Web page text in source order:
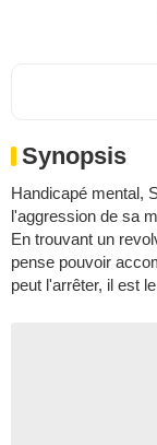
Synopsis
Handicapé mental,
l'aggression de sa
En trouvant un
pense pouvoir
peut l'arrêter, il est